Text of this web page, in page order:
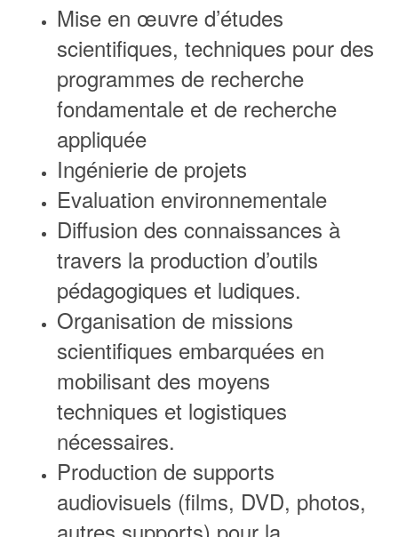
Mise en œuvre d’études
scientifiques, techniques pour des
programmes de recherche
fondamentale et de recherche
appliquée
Ingénierie de projets
Evaluation environnementale
Diffusion des connaissances à
travers la production d’outils
pédagogiques et ludiques.
Organisation de missions
scientifiques embarquées en
mobilisant des moyens
techniques et logistiques
nécessaires.
Production de supports
audiovisuels (films, DVD, photos,